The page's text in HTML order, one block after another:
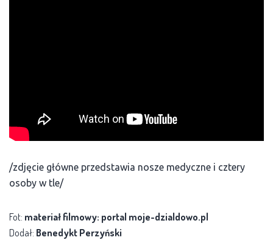
/zdjęcie główne przedstawia nosze medyczne i cztery
osoby w tle/
Fot: materiał filmowy: portal moje-dzialdowo.pl
Dodał: Benedykt Perzyński